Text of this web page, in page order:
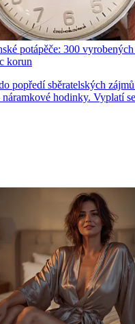
potápěče: 300
korun
popředí sběratelských
hodinky. Vyplatí